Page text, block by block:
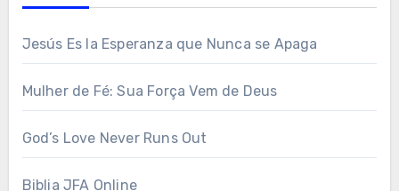
Jesús Es la Esperanza que Nunca se Apaga
Mulher de Fé: Sua Força Vem de Deus
God’s Love Never Runs Out
Biblia JFA Online